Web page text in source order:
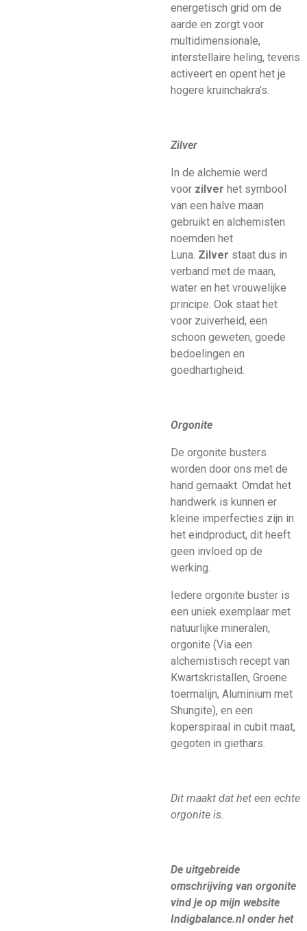
energetisch grid om de
aarde en zorgt voor
multidimensionale,
interstellaire heling, tevens
activeert en opent het je
hogere kruinchakra’s.
Zilver
In de alchemie werd
voor zilver het symbool
van een halve maan
gebruikt en alchemisten
noemden het
Luna. Zilver staat dus in
verband met de maan,
water en het vrouwelijke
principe. Ook staat het
voor zuiverheid, een
schoon geweten, goede
bedoelingen en
goedhartigheid.
Orgonite
De orgonite busters
worden door ons met de
hand gemaakt. Omdat het
handwerk is kunnen er
kleine imperfecties zijn in
het eindproduct, dit heeft
geen invloed op de
werking.
Iedere orgonite buster is
een uniek exemplaar met
natuurlijke mineralen,
orgonite (Via een
alchemistisch recept van
Kwartskristallen, Groene
toermalijn, Aluminium met
Shungite), en een
koperspiraal in cubit maat,
gegoten in giethars.
Dit maakt dat het een echte
orgonite is.
De uitgebreide
omschrijving van orgonite
vind je op mijn website
Indigbalance.nl onder het